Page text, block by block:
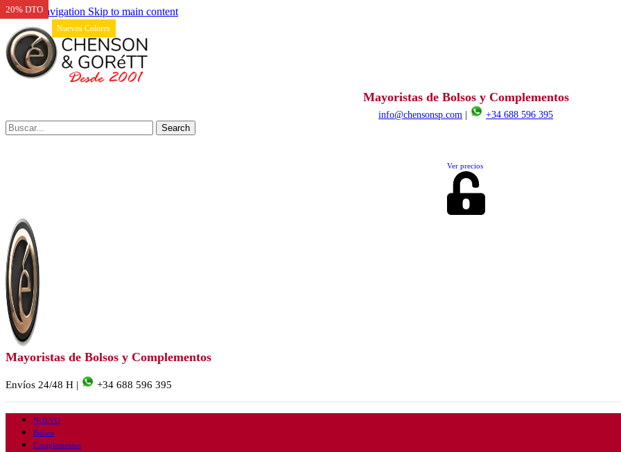
Skip to navigation Skip to main content
Mayoristas de Bolsos y Complementos
info@chensonsp.com
+34 688 596 395
Search
Ver precios
Mayoristas de Bolsos y Complementos
Envíos 24/48 H | +34 688 596 395
NUEVO
Bolsos
Complementos
20% DTO
Nuevos Colores